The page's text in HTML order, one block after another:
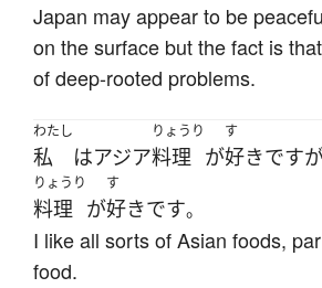
Japan may appear to be
on the surface but the fact is
of deep-rooted problems.
わたし
私 はアジア
りょうり
料理 が
す
好きです
りょうり
料理 が
す
好きです。
I like all sorts of Asian foods,
food.